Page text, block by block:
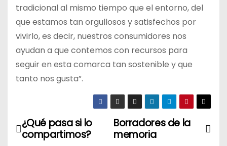
tradicional al mismo tiempo que el entorno, del
que estamos tan orgullosos y satisfechos por
vivirlo, es decir, nuestros consumidores nos
ayudan a que contemos con recursos para
seguir en esta comarca tan sostenible y que
tanto nos gusta”.
N
Borradores de la
memoria
¿Qué pasa si lo
compartimos?